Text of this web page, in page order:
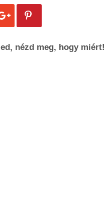
nézd meg, hogy miért!